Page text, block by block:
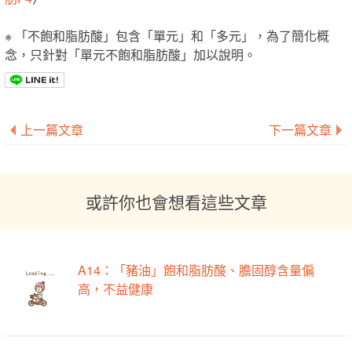
※ 「不飽和脂肪酸」包含「單元」和「多元」，為了簡化概
念，只針對「單元不飽和脂肪酸」加以說明。
上一篇文章 下一篇文章
或許你也會想看這些文章
A14：「豬油」飽和脂肪酸、膽固醇含量偏
高，不益健康